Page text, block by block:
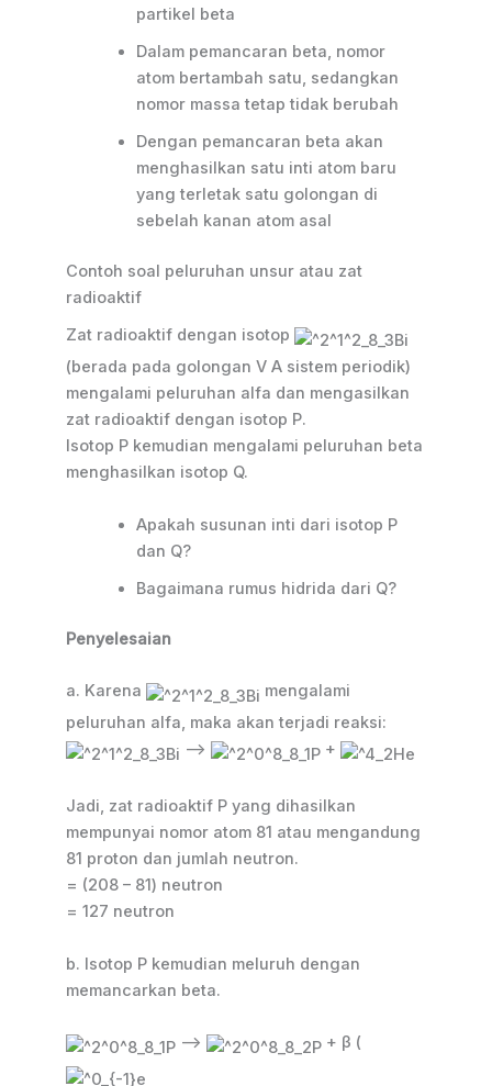
partikel beta
Dalam pemancaran beta, nomor
atom bertambah satu, sedangkan
nomor massa tetap tidak berubah
Dengan pemancaran beta akan
menghasilkan satu inti atom baru
yang terletak satu golongan di
sebelah kanan atom asal
Contoh soal peluruhan unsur atau zat
radioaktif
Zat radioaktif dengan isotop
(berada pada golongan V A sistem periodik)
mengalami peluruhan alfa dan mengasilkan
zat radioaktif dengan isotop P.
Isotop P kemudian mengalami peluruhan beta
menghasilkan isotop Q.
Apakah susunan inti dari isotop P
dan Q?
Bagaimana rumus hidrida dari Q?
Penyelesaian
a. Karena
mengalami
peluruhan alfa, maka akan terjadi reaksi:
–>
+
Jadi, zat radioaktif P yang dihasilkan
mempunyai nomor atom 81 atau mengandung
81 proton dan jumlah neutron.
= (208 – 81) neutron
= 127 neutron
b. Isotop P kemudian meluruh dengan
memancarkan beta.
—> + β (